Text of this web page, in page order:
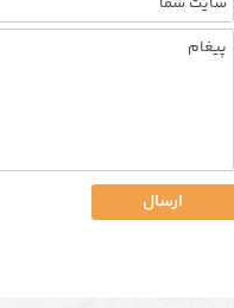
ارسال